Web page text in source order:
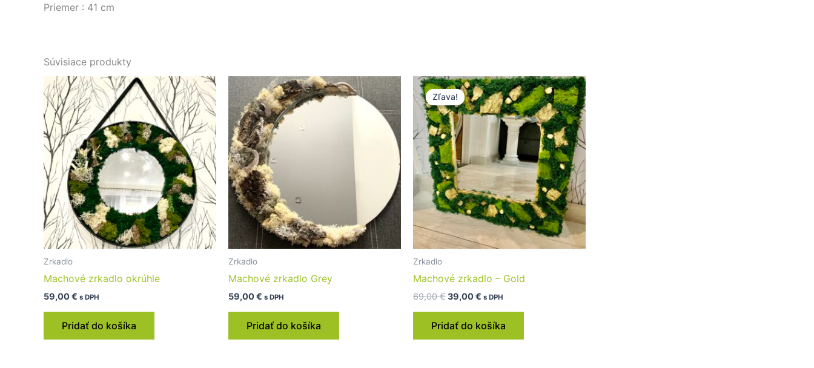
Priemer : 41 cm
Súvisiace produkty
Zrkadlo
Machové zrkadlo okrúhle
59,00€ s DPH
Pridať do košíka
Zrkadlo
Machové zrkadlo Grey
59,00€ s DPH
Pridať do košíka
Zľava!
Zľava!
Zrkadlo
Machové zrkadlo – Gold
69,00€
Pôvodná
cena
bola:
69,00 €.
39,00€
Aktuálna
cena
je:
39,00 €.
s DPH
Pridať do košíka